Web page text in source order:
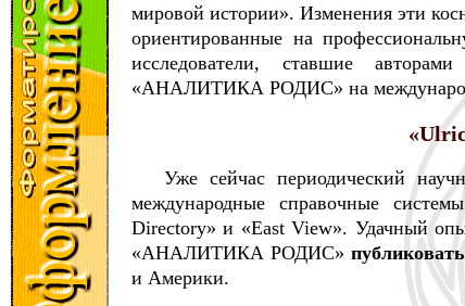
мировой истории». Изменения эти
ориентированные на
исследователи, ставшие
«АНАЛИТИКА РОДИС» на
Уже сейчас периодический
международные справочные
Directory» и «East View». Удачный
«АНАЛИТИКА РОДИС»
и Америки.